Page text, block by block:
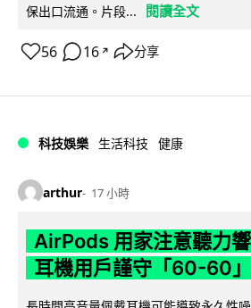
保出口流通。片段...
閱讀全文
56 16 ↗ 分享
科技娛樂 生活科技 健康
arthur 17 小時
AirPods 用家注意聽力
耳機用戶謹守「60-60